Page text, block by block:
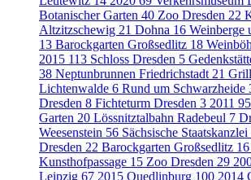
Botanischer Garten 40 Zoo Dresden 22
Altzitzschewig 21 Dohna 16 Weinberge
13 Barockgarten Großsedlitz 18
2015 113 Schloss Dresden 5
38 Neptunbrunnen Friedrichstadt 21
Lichtenwalde 6 Rund um Schwarzheide
Dresden 8 Fichteturm Dresden 3 2011 95
Garten 20 Lössnitztalbahn Radebeul 7
Weesenstein 56 Sächsische Staatskanzlei
Dresden 22 Barockgarten Großsedlitz 16
Kunsthofpassage 15 Zoo Dresden 29
Leipzig 67 2015 Quedlinburg 100 2014